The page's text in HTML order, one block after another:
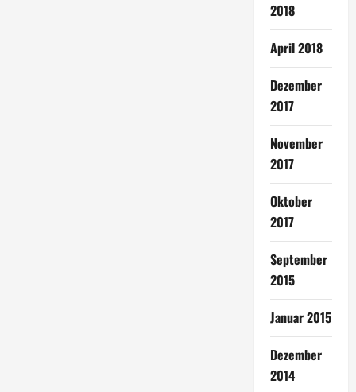
2018
April 2018
Dezember
2017
November
2017
Oktober
2017
September
2015
Januar 2015
Dezember
2014